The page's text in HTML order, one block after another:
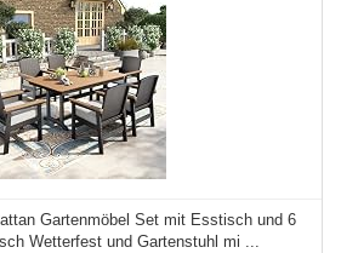
Gartenmöbel Set mit Esstisch und 6
Wetterfest und Gartenstuhl mi ...